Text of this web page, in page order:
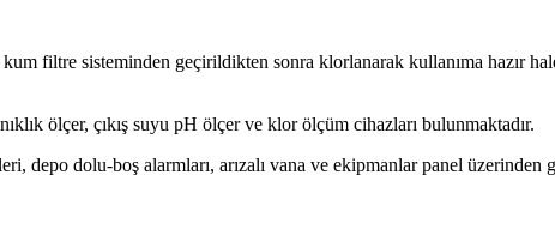
filtre sisteminden geçirildikten sonra klorlanarak kullanıma hazır
ölçer, çıkış suyu pH ölçer ve klor ölçüm cihazları bulunmaktadır.
depo dolu-boş alarmları, arızalı vana ve ekipmanlar panel üzerinden